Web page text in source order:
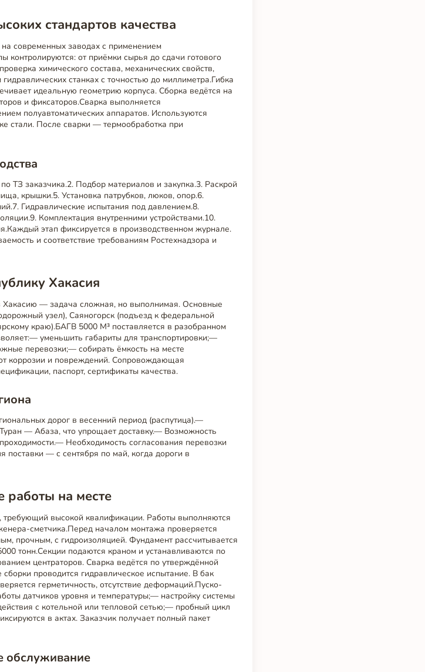
стандартов качества
современных заводах с применением
контролируются: от приёмки сырья до сдачи готового
химического состава, механических свойств,
станках с точностью до миллиметра.Гибка
идеальную геометрию корпуса. Сборка ведётся на
и фиксаторов.Сварка выполняется
полуавтоматических аппаратов. Используются
стали. После сварки — термообработка при
ТЗ заказчика.2. Подбор материалов и закупка.3. Раскрой
крышки.5. Установка патрубков, люков, опор.6.
Гидравлические испытания под давлением.8.
Комплектация внутренними устройствами.10.
этап фиксируется в производственном журнале.
и соответствие требованиям Ростехнадзора и
Хакасия
Хакасию — задача сложная, но выполнимая. Основные
узел), Саяногорск (подъезд к федеральной
краю).БАГВ 5000 М³ поставляется в разобранном
уменьшить габариты для транспортировки;—
перевозки;— собирать ёмкость на месте
коррозии и повреждений. Сопровождающая
паспорт, сертификаты качества.
дорог в весенний период (распутица).—
— Абаза, что упрощает доставку.— Возможность
Необходимость согласования перевозки
— с сентября по май, когда дороги в
на месте
высокой квалификации. Работы выполняются
сметчика.Перед началом монтажа проверяется
прочным, с гидроизоляцией. Фундамент рассчитывается
тонн.Секции подаются краном и устанавливаются по
центраторов. Сварка ведётся по утверждённой
проводится гидравлическое испытание. В бак
герметичность, отсутствие деформаций.Пуско-
датчиков уровня и температуры;— настройку системы
с котельной или тепловой сетью;— пробный цикл
в актах. Заказчик получает полный пакет
обслуживание